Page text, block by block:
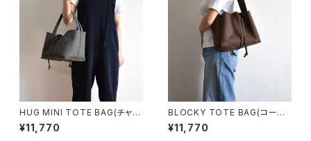
HUG MINI TOTE BAG(チャコ
ール/グレー)
¥11,770
BLOCKY TOTE BAG(コーヒ
ー/ブラウン)
¥11,770